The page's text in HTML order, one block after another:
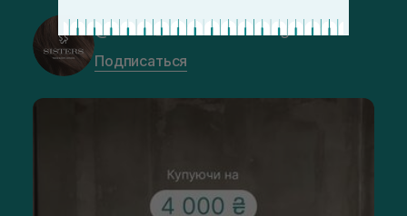
@sisters_stelmakh в Instagram
Подписаться